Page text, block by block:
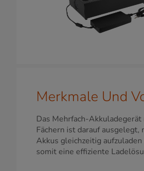
Merkmale Und
Das Mehrfach-
Fächern ist darauf ausgelegt,
Akkus gleichzeitig
somit eine effiziente